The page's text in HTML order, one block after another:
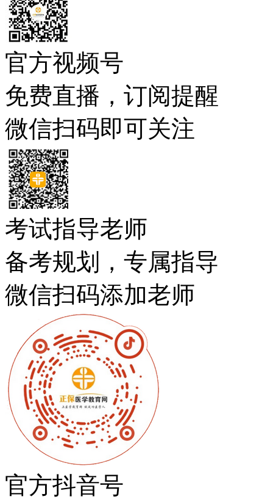
官方视频号
免费直播，订阅提醒
微信扫码即可关注
考试指导老师
备考规划，专属指导
微信扫码添加老师
官方抖音号